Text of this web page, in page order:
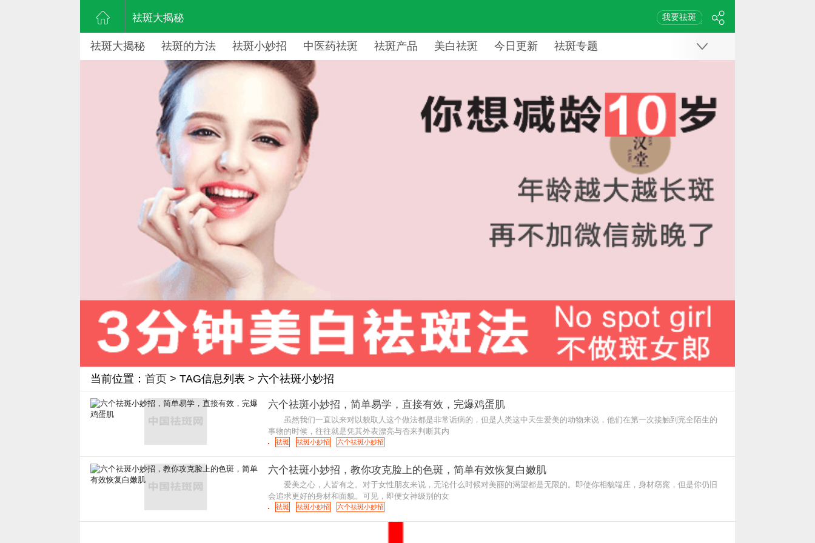
祛斑大揭秘 我要祛斑
祛斑大揭秘 祛斑的方法 祛斑小妙招 中医药祛斑 祛斑产品 美白祛斑 今日更新 祛斑专题
当前位置： 首页 > TAG信息列表 > 六个祛斑小妙招
六个祛斑小妙招，简单易学，直接有效，完爆鸡蛋肌
虽然我们一直以来对以貌取人这个做法都是非常诟病的，但是人类这中天生爱美的动物来说，他们在第一次接触到完全陌生的
事物的时候，往往就是凭其外表漂亮与否来判断其内
祛斑 祛斑小妙招 六个祛斑小妙招
六个祛斑小妙招，教你攻克脸上的色斑，简单有效恢复白嫩肌
爱美之心，人皆有之。对于女性朋友来说，无论什么时候对美丽的渴望都是无限的。即使你相貌端庄，身材窈窕，但是你仍旧
会追求更好的身材和面貌。可见，即便女神级别的女
祛斑 祛斑小妙招 六个祛斑小妙招